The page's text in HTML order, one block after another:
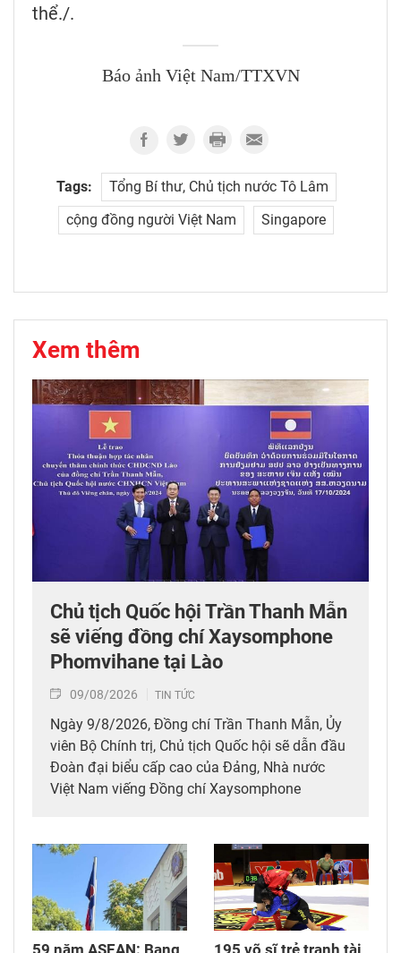
thể./.
Báo ảnh Việt Nam/TTXVN
Tags:
Tổng Bí thư, Chủ tịch nước Tô Lâm
cộng đồng người Việt Nam
Singapore
Xem thêm
Chủ tịch Quốc hội Trần Thanh Mẫn
sẽ viếng đồng chí Xaysomphone
Phomvihane tại Lào
09/08/2026 TIN TỨC
Ngày 9/8/2026, Đồng chí Trần Thanh Mẫn, Ủy
viên Bộ Chính trị, Chủ tịch Quốc hội sẽ dẫn đầu
Đoàn đại biểu cấp cao của Đảng, Nhà nước
Việt Nam viếng Đồng chí Xaysomphone
đô Vientiane (Viêng-chăn), Lào./.
59 năm ASEAN: Bang 195 võ sĩ trẻ tranh tài